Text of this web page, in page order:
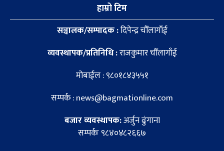
हाम्रो टिम
सञ्चालक/सम्पादक :दिपेन्द्र चौँलागाँई
व्यवस्थापक/प्रतिनिधि :राजकुमार चौँलागाँई
मोबाईल : ९८०१८४३५५१
सम्पर्क : news@bagmationline.com
बजार व्यवस्थापक:अर्जुन ढुंगाना
सम्पर्कः ९८४०४८२६६७